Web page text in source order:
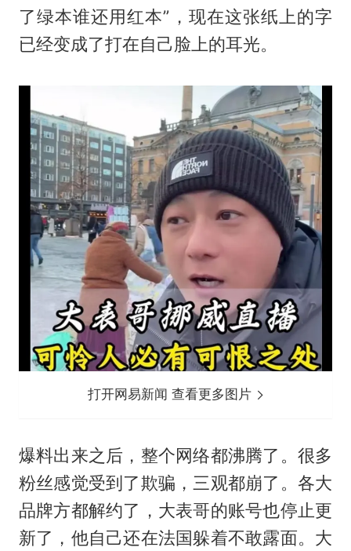
了绿本谁还用红本”，现在这张纸上的字
已经变成了打在自己脸上的耳光。
打开网易新闻 查看更多图片
爆料出来之后，整个网络都沸腾了。很多
粉丝感觉受到了欺骗，三观都崩了。各大
品牌方都解约了，大表哥的账号也停止更
新了，他自己还在法国躲着不敢露面。大